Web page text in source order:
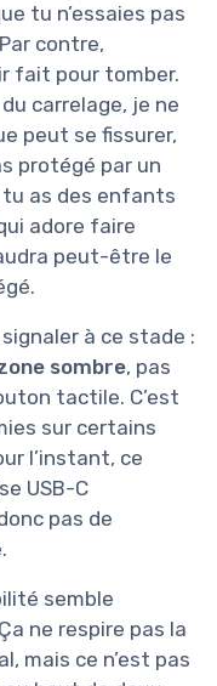
tu n’essaies pas
contre,
fait pour tomber.
carrelage, je ne
peut se fissurer,
protégé par un
as des enfants
adore faire
peut-être le
à ce stade :
sombre, pas
tactile. C’est
sur certains
l’instant, ce
USB-C
pas de
semble
ne respire pas la
mais ce n’est pas